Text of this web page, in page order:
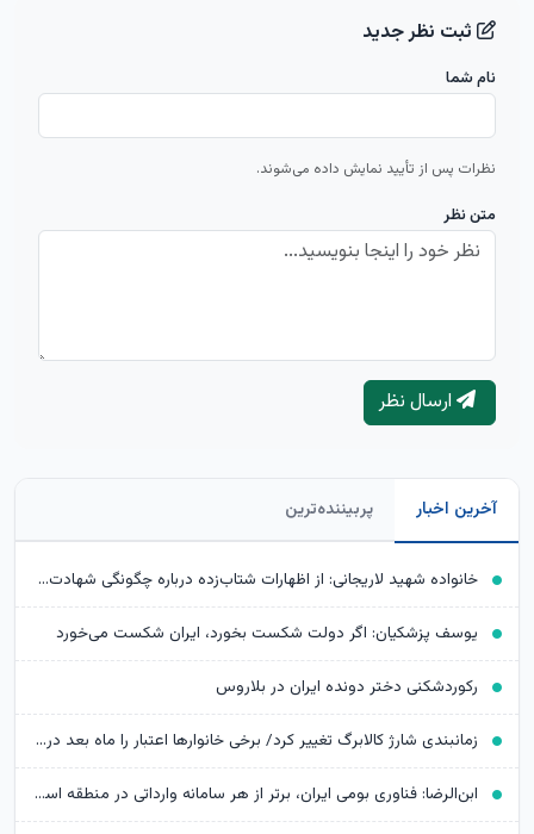
ثبت نظر جدید
نام شما
نظرات پس از تأیید نمایش داده می‌شوند.
متن نظر
ارسال نظر
آخرین اخبار پربیننده‌ترین
خانواده شهید لاریجانی: از اظهارات شتاب‌زده درباره چگونگی شهادت اجتناب کنید
یوسف پزشکیان: اگر دولت شکست بخورد، ایران شکست می‌خورد
رکوردشکنی دختر دونده ایران در بلاروس
زمانبندی شارژ کالابرگ تغییر کرد/ برخی خانوارها اعتبار را ماه بعد دریافت می‌کنند
ابن‌الرضا: فناوری بومی ایران، برتر از هر سامانه وارداتی در منطقه است